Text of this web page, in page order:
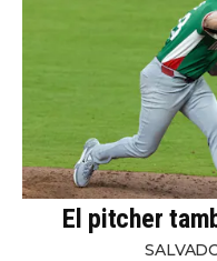
El pitcher